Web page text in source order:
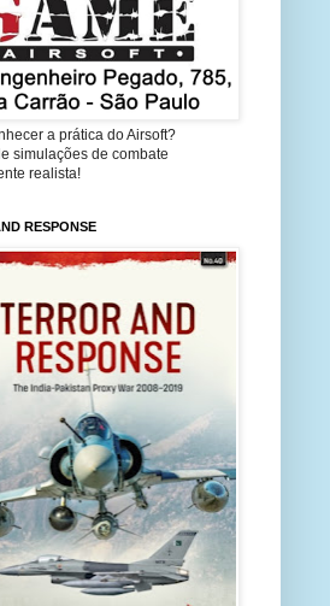
a prática do Airsoft?
simulações de combate
realista!
RESPONSE